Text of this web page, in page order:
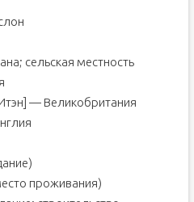
сельская местность
— Великобритания
проживания)